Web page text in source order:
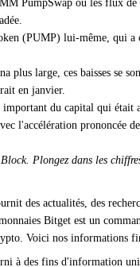
PumpSwap ou les flux
(PUMP) lui-même, qui a
plus large, ces baisses se
en janvier.
du capital qui
l'accélération prononcée
Plongez dans les
des actualités, des
Bitget est un
Voici nos informations
à des fins d'information